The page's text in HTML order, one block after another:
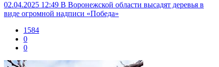
02.04.2025 12:49 В Воронежской области высадят деревья в
виде огромной надписи «Победа»
1584
0
0